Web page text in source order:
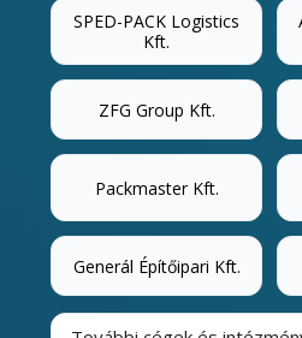
SPED-PACK Logistics
Kft.
ZFG Group Kft.
Packmaster Kft.
Generál Építőipari Kft.